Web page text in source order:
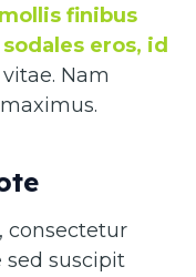
finibus
eros, id
vitae. Nam
consectetur
sed suscipit